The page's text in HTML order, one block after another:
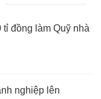
đồng làm Quỹ nhà
nghiệp lên